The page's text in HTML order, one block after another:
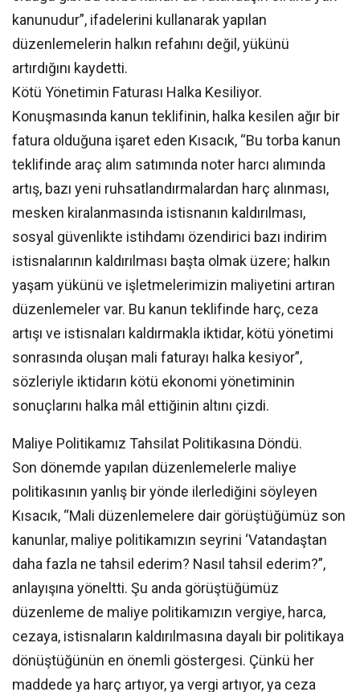
kanunudur”, ifadelerini kullanarak yapılan
düzenlemelerin halkın refahını değil, yükünü
artırdığını kaydetti.
Kötü Yönetimin Faturası Halka Kesiliyor.
Konuşmasında kanun teklifinin, halka kesilen ağır bir
fatura olduğuna işaret eden Kısacık, “Bu torba kanun
teklifinde araç alım satımında noter harcı alımında
artış, bazı yeni ruhsatlandırmalardan harç alınması,
mesken kiralanmasında istisnanın kaldırılması,
sosyal güvenlikte istihdamı özendirici bazı indirim
istisnalarının kaldırılması başta olmak üzere; halkın
yaşam yükünü ve işletmelerimizin maliyetini artıran
düzenlemeler var. Bu kanun teklifinde harç, ceza
artışı ve istisnaları kaldırmakla iktidar, kötü yönetimi
sonrasında oluşan mali faturayı halka kesiyor”,
sözleriyle iktidarın kötü ekonomi yönetiminin
sonuçlarını halka mâl ettiğinin altını çizdi.
Maliye Politikamız Tahsilat Politikasına Döndü.
Son dönemde yapılan düzenlemelerle maliye
politikasının yanlış bir yönde ilerlediğini söyleyen
Kısacık, “Mali düzenlemelere dair görüştüğümüz son
kanunlar, maliye politikamızın seyrini ‘Vatandaştan
daha fazla ne tahsil ederim? Nasıl tahsil ederim?”,
anlayışına yöneltti. Şu anda görüştüğümüz
düzenleme de maliye politikamızın vergiye, harca,
cezaya, istisnaların kaldırılmasına dayalı bir politikaya
dönüştüğünün en önemli göstergesi. Çünkü her
maddede ya harç artıyor, ya vergi artıyor, ya ceza